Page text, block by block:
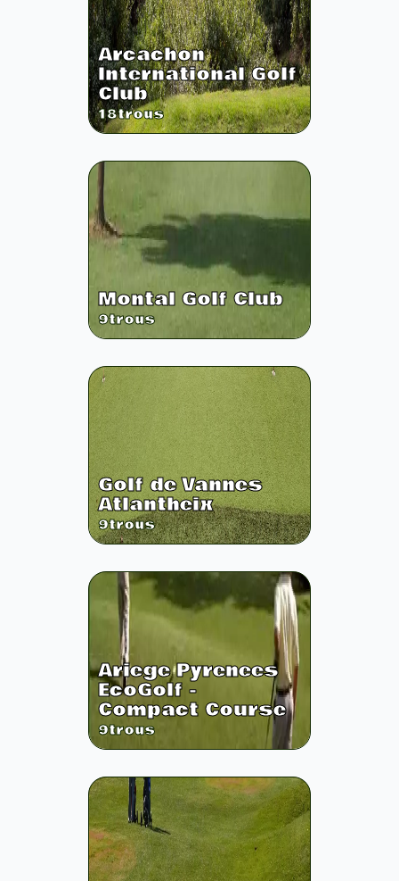
Arcachon
International Golf
Club
18trous
Montal Golf Club
9trous
Golf de Vannes
Atlantheix
9trous
Ariege Pyrenees
EcoGolf -
Compact Course
9trous